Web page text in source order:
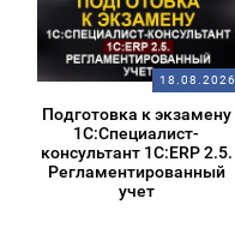
18.08.2026
Подготовка к экзамену
1С:Специалист-
консультант 1С:ERP 2.5.
Регламентированный
учет